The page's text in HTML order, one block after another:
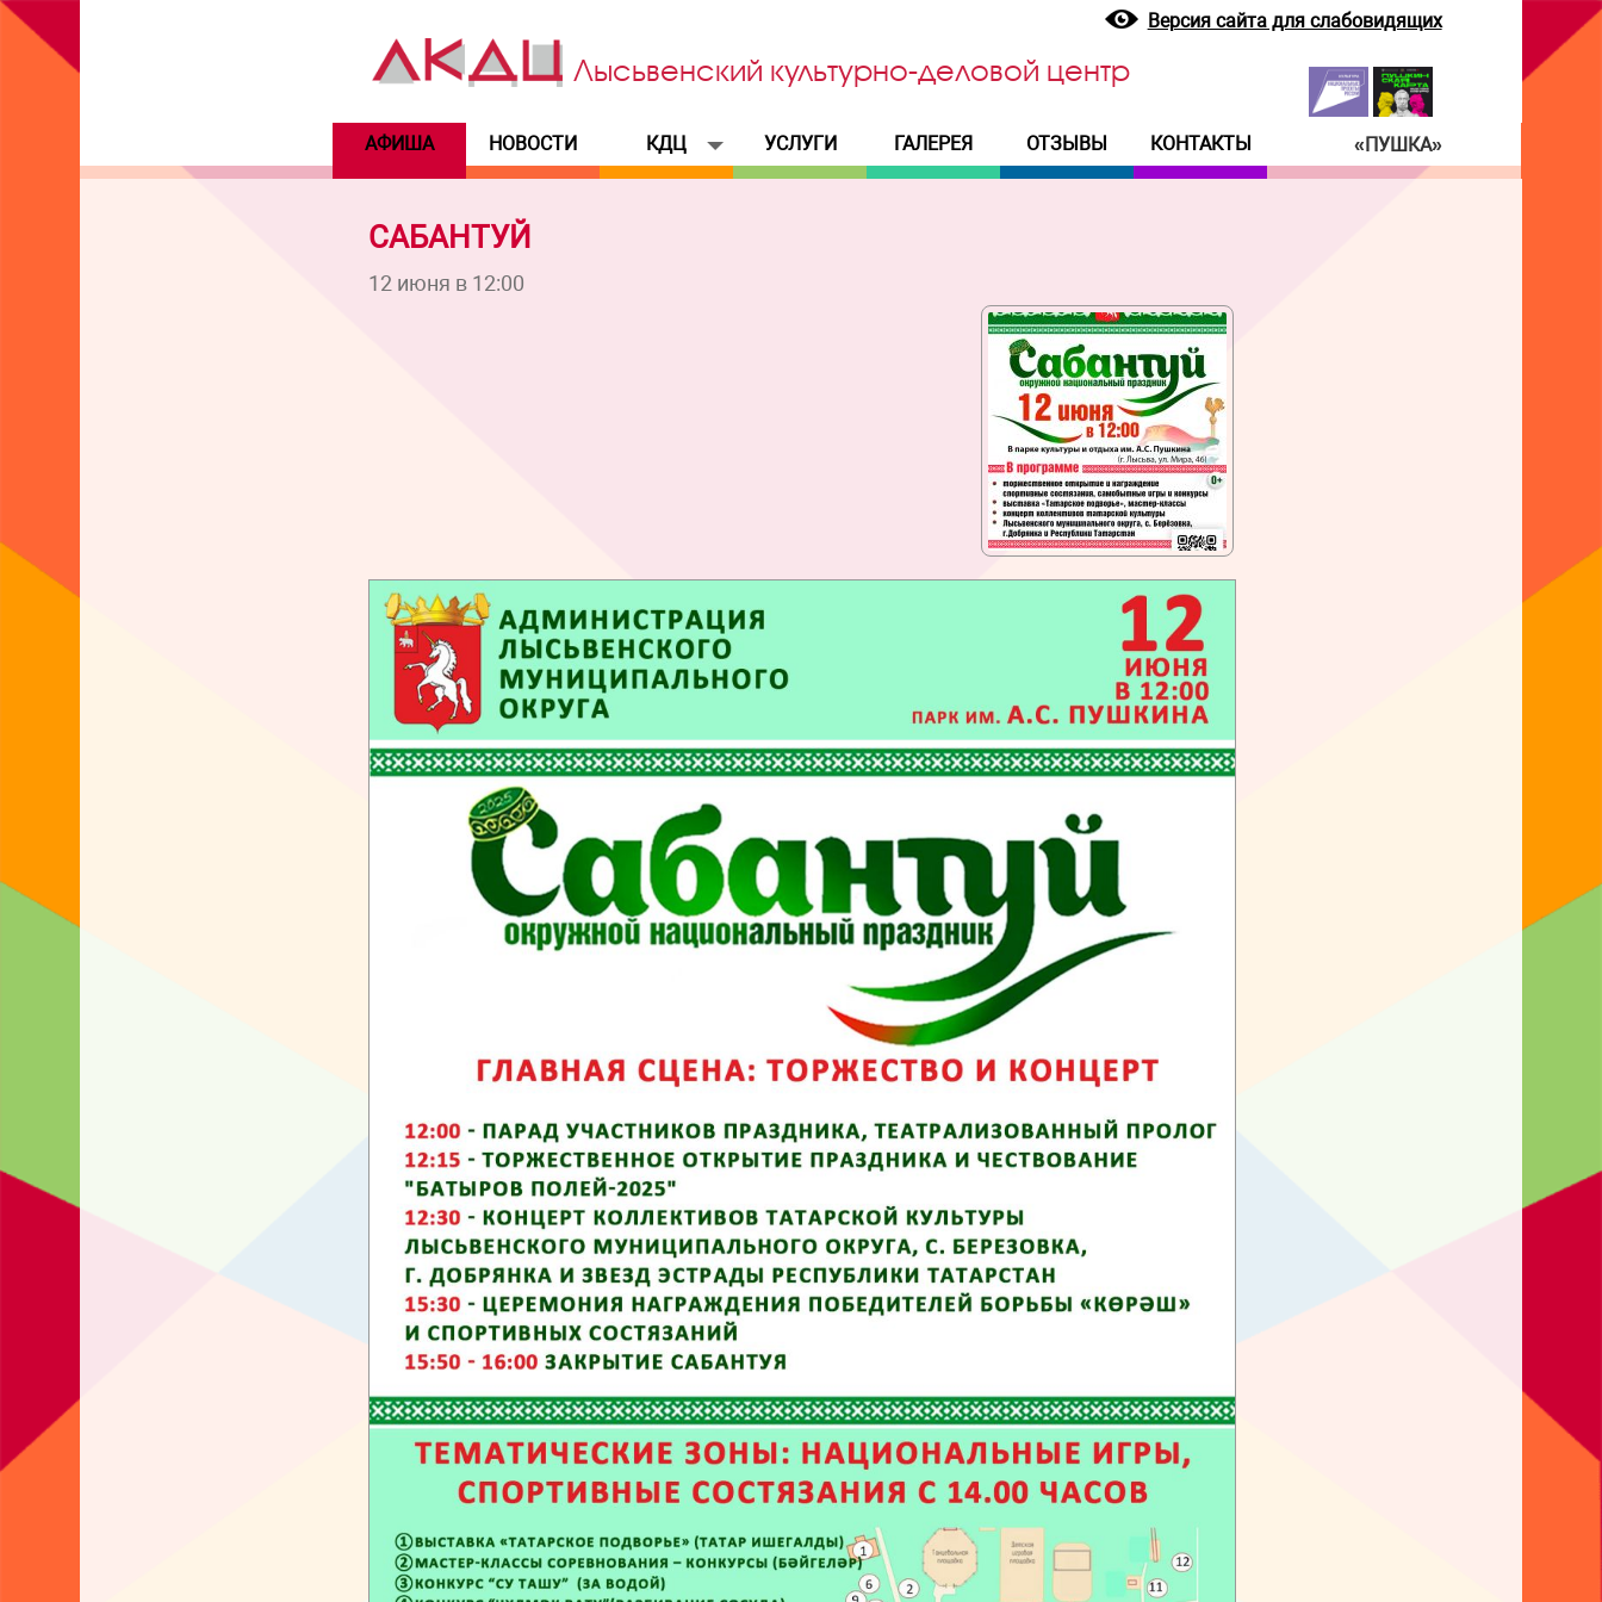
Версия сайта для слабовидящих
Лысьвенский культурно-деловой центр
«ПУШКА»
АФИША НОВОСТИ КДЦ УСЛУГИ ГАЛЕРЕЯ ОТЗЫВЫ КОНТАКТЫ
САБАНТУЙ
12 июня в 12:00